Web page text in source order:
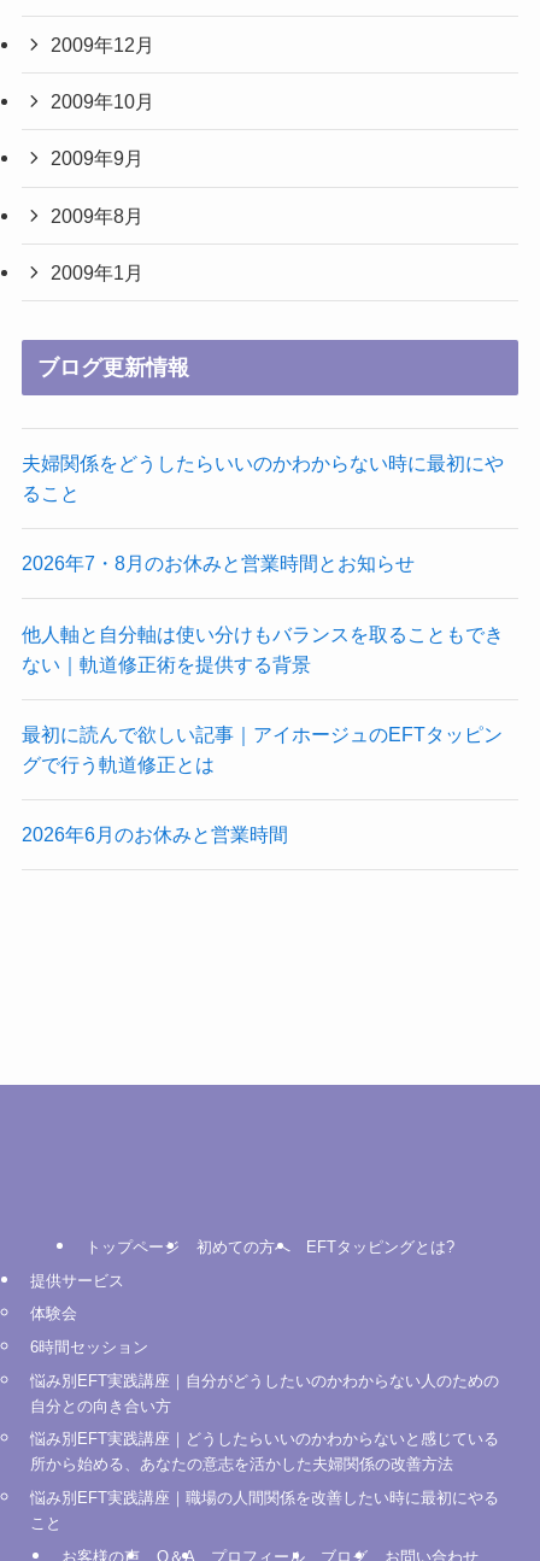
2009年12月
2009年10月
2009年9月
2009年8月
2009年1月
ブログ更新情報
夫婦関係をどうしたらいいのかわからない時に最初にや
ること
2026年7・8月のお休みと営業時間とお知らせ
他人軸と自分軸は使い分けもバランスを取ることもでき
ない｜軌道修正術を提供する背景
最初に読んで欲しい記事｜アイホージュのEFTタッピン
グで行う軌道修正とは
2026年6月のお休みと営業時間
トップページ 初めての方へ
EFTタッピングとは?
提供サービス
体験会
6時間セッション
悩み別EFT実践講座｜自分がどうしたいのかわからない人のための
自分との向き合い方
悩み別EFT実践講座｜どうしたらいいのかわからないと感じている
所から始める、あなたの意志を活かした夫婦関係の改善方法
悩み別EFT実践講座｜職場の人間関係を改善したい時に最初にやる
こと
お客様の声
Q＆A プロフィール ブログ お問い合わせ